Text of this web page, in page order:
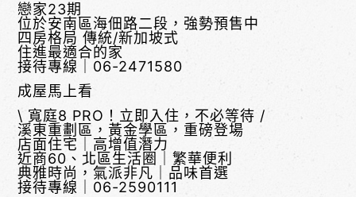
戀家23期
位於安南區海佃路二段，強勢預售中
四房格局 傳統/新加坡式
住進最適合的家
接待專線｜ 06-2471580
成屋馬上看
\ 寬庭8 PRO！立即入住，不必等待 /
溪東重劃區，黃金學區，重磅登場
店面住宅｜高增值潛力
近商60、北區生活圈｜繁華便利
典雅時尚，氣派非凡｜品味首選
接待專線｜ 06-2590111